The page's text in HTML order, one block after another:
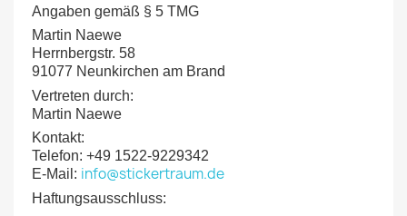
Angaben gemäß § 5 TMG
Martin Naewe
Herrnbergstr. 58
91077 Neunkirchen am Brand
Vertreten durch:
Martin Naewe
Kontakt:
Telefon: +49 1522-9229342
E-Mail: info@stickertraum.de
Haftungsausschluss: